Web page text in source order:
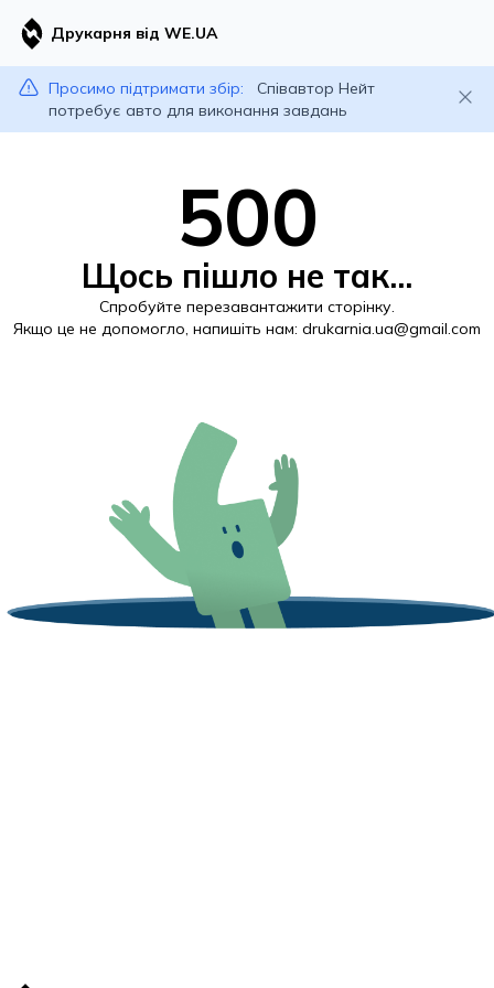
Друкарня від WE.UA
Просимо підтримати збір:
Співавтор Нейт
потребує авто для виконання завдань
500
Щось пішло не так...
Спробуйте перезавантажити сторінку.
Якщо це не допомогло, напишіть нам: drukarnia.ua@gmail.com